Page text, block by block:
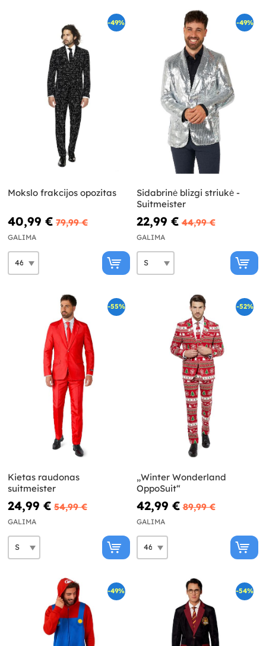
-49%
Mokslo frakcijos opozitas
40,99 € 79,99 €
GALIMA
-49%
Sidabrinė blizgi striukė -
Suitmeister
22,99 € 44,99 €
GALIMA
-55%
Kietas raudonas
suitmeister
24,99 € 54,99 €
GALIMA
-52%
„Winter Wonderland
OppoSuit“
42,99 € 89,99 €
GALIMA
-49% -54%